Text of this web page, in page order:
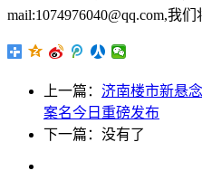
mail:1074976040@qq.com,我们
上一篇： 济南楼市新悬
案名今日重磅发布
下一篇：没有了